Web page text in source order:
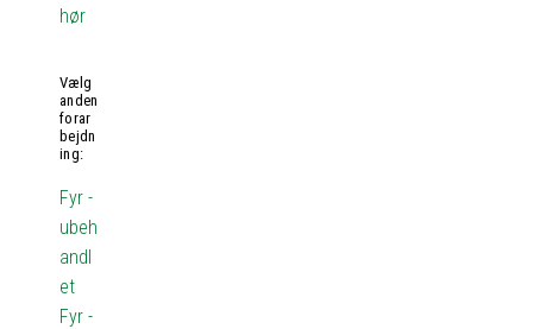
hør
Vælg
anden
forar
bejdn
ing:
Fyr -
ubeh
andl
et
Fyr -